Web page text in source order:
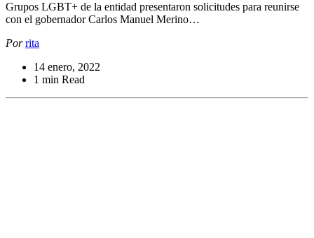
Grupos LGBT+ de la entidad presentaron solicitudes para reunirse
con el gobernador Carlos Manuel Merino…
Por rita
14 enero, 2022
1 min Read